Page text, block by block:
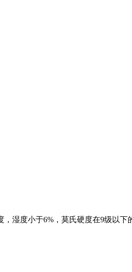
湿度小于6%，莫氏硬度在9级以